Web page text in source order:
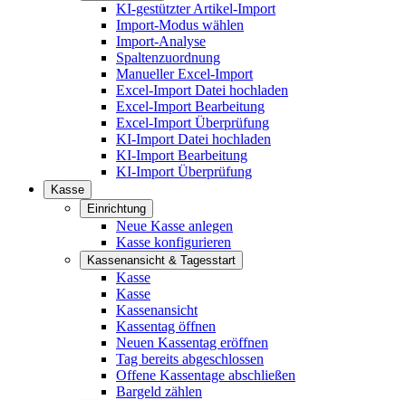
KI-gestützter Artikel-Import
Import-Modus wählen
Import-Analyse
Spaltenzuordnung
Manueller Excel-Import
Excel-Import Datei hochladen
Excel-Import Bearbeitung
Excel-Import Überprüfung
KI-Import Datei hochladen
KI-Import Bearbeitung
KI-Import Überprüfung
Kasse
Einrichtung
Neue Kasse anlegen
Kasse konfigurieren
Kassenansicht & Tagesstart
Kasse
Kasse
Kassenansicht
Kassentag öffnen
Neuen Kassentag eröffnen
Tag bereits abgeschlossen
Offene Kassentage abschließen
Bargeld zählen